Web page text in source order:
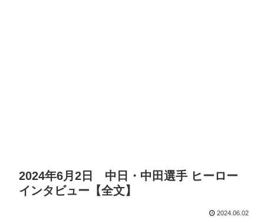
2024年6月2日 中日・中田選手 ヒーロー
インタビュー【全文】
2024.06.02